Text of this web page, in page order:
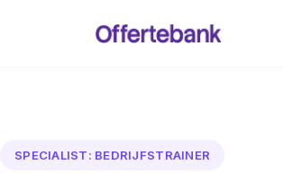
SPECIALIST: BEDRIJFSTRAINER